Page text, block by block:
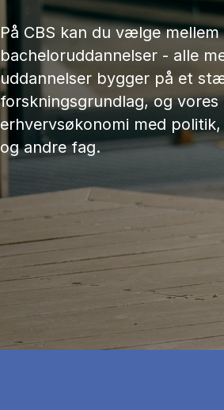
På CBS kan du vælge mellem
bacheloruddannelser - alle
uddannelser bygger på et
forskningsgrundlag, og
erhvervsøkonomi med
og andre fag.